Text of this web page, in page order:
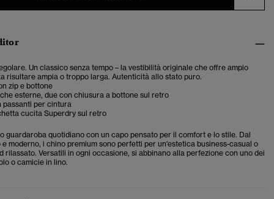
Un classico senza tempo – la vestibilità originale che offre ampio
risultare ampia o troppo larga. Autenticità allo stato puro.
zip e bottone
esterne, due con chiusura a bottone sul retro
passanti per cintura
cucita Superdry sul retro
guardaroba quotidiano con un capo pensato per il comfort e lo stile. Dal
moderno, i chino premium sono perfetti per un'estetica business-casual o
rilassato. Versatili in ogni occasione, si abbinano alla perfezione con uno dei
o camicie in lino.